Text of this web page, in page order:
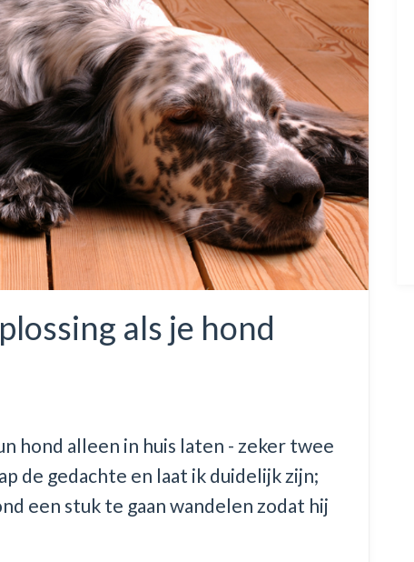
als je hond
hond alleen in huis laten - zeker twee
de gedachte en laat ik duidelijk zijn;
een stuk te gaan wandelen zodat hij